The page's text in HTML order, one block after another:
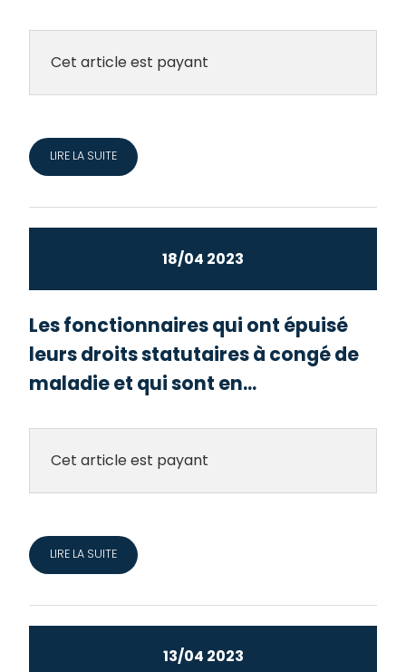
Cet article est payant
LIRE LA SUITE
18/04 2023
Les fonctionnaires qui ont épuisé
leurs droits statutaires à congé de
maladie et qui sont en...
Cet article est payant
LIRE LA SUITE
13/04 2023